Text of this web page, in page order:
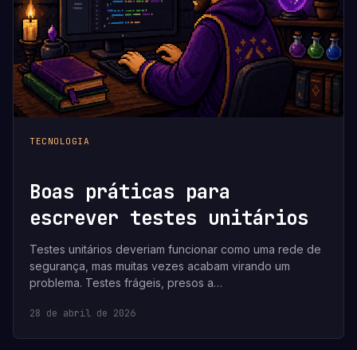
TECNOLOGIA
Boas práticas para
escrever testes unitários
Testes unitários deveriam funcionar como uma rede de
segurança, mas muitas vezes acabam virando um
problema. Testes frágeis, presos a…
28 de abril de 2026